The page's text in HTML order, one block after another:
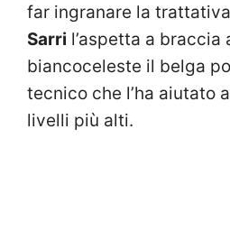
far ingranare la
Sarri l’aspetta a braccia
biancoceleste il belga
tecnico che l’ha aiutato
livelli più alti.